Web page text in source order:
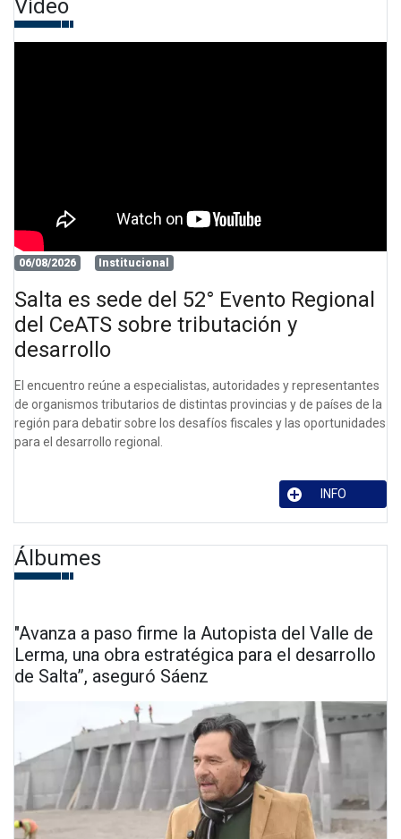
Video
06/08/2026 Institucional
Salta es sede del 52° Evento Regional
del CeATS sobre tributación y
desarrollo
El encuentro reúne a especialistas, autoridades y representantes
de organismos tributarios de distintas provincias y de países de la
región para debatir sobre los desafíos fiscales y las oportunidades
para el desarrollo regional.
INFO
Álbumes
"Avanza a paso firme la Autopista del Valle de
Lerma, una obra estratégica para el desarrollo
de Salta”, aseguró Sáenz